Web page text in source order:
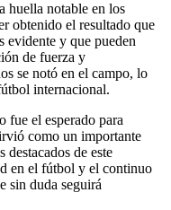
huella notable en los
obtenido el resultado que
evidente y que pueden
de fuerza y
se notó en el campo, lo
internacional.
fue el esperado para
como un importante
de este
en el fútbol y el continuo
sin duda seguirá